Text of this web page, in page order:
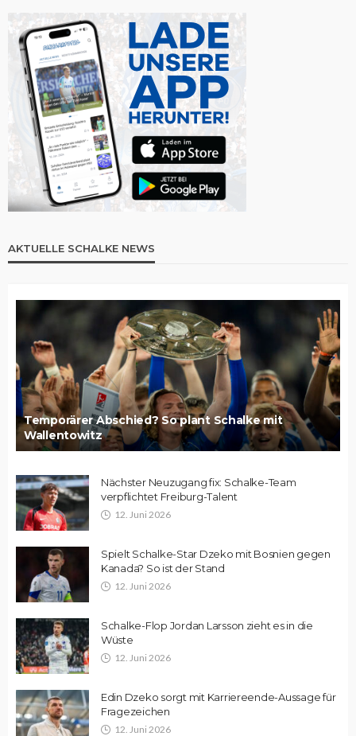
AKTUELLE SCHALKE NEWS
Temporärer Abschied? So plant Schalke mit
Wallentowitz
Nächster Neuzugang fix: Schalke-Team
verpflichtet Freiburg-Talent
12. Juni 2026
Spielt Schalke-Star Dzeko mit Bosnien gegen
Kanada? So ist der Stand
12. Juni 2026
Schalke-Flop Jordan Larsson zieht es in die
Wüste
12. Juni 2026
Edin Dzeko sorgt mit Karriereende-Aussage für
Fragezeichen
12. Juni 2026